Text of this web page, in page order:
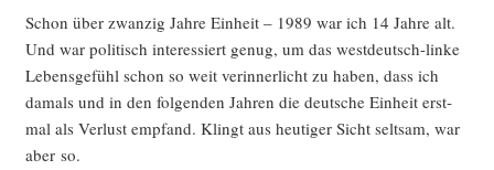
Schon über zwan­zig Jah­re Ein­heit – 1989 war ich 14 Jah­re alt.
Und war poli­tisch inter­es­siert genug, um das west­deutsch-lin­ke
Lebens­ge­fühl schon so weit ver­in­ner­licht zu haben, dass ich
damals und in den fol­gen­den Jah­ren die deut­sche Ein­heit erst­
mal als Ver­lust emp­fand. Klingt aus heu­ti­ger Sicht selt­sam, war
aber so.